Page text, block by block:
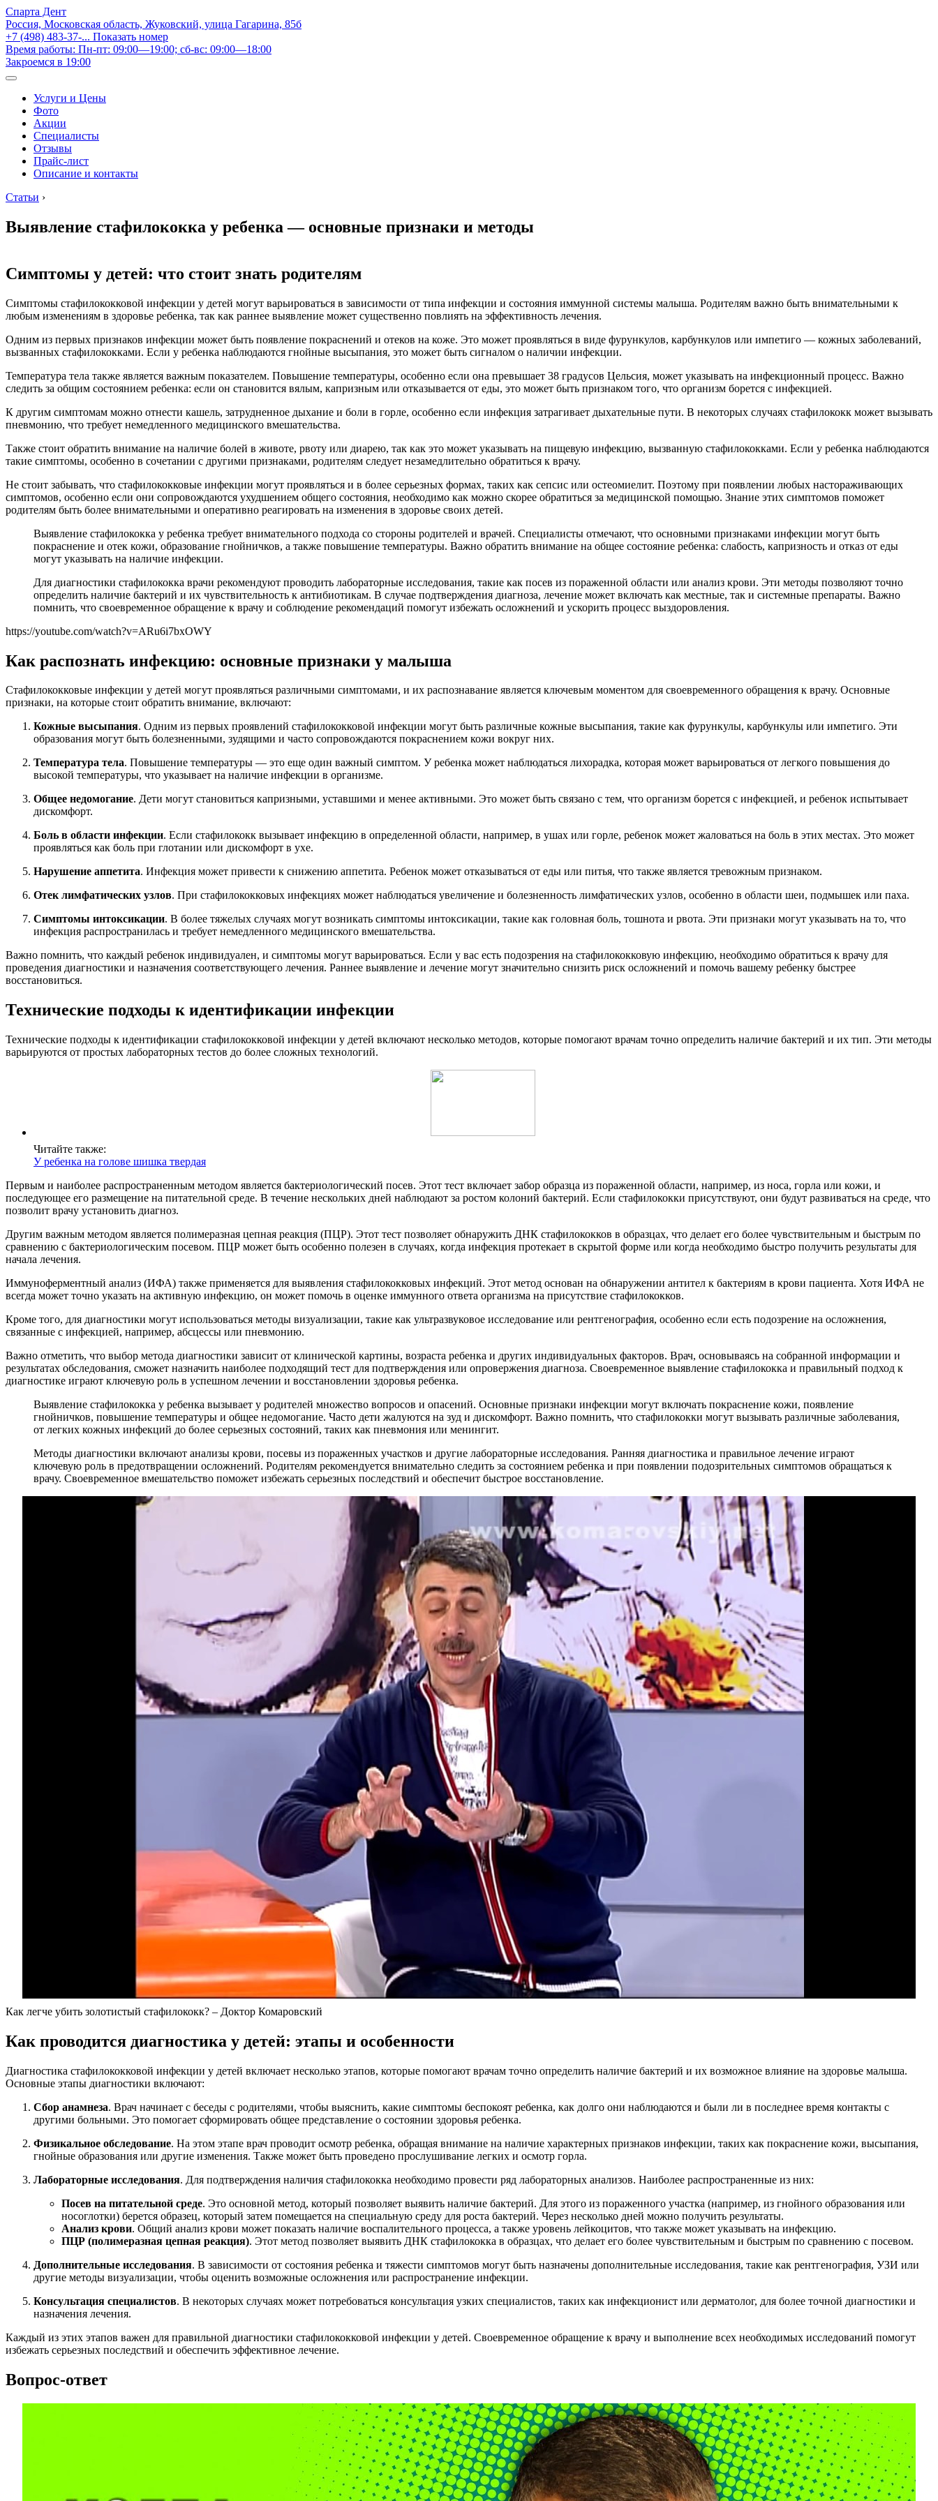
Спарта Дент
Россия, Московская область, Жуковский, улица Гагарина, 85б
+7 (498) 483-37-... Показать номер
Время работы: Пн-пт: 09:00—19:00; сб-вс: 09:00—18:00
Закроемся в 19:00
Услуги и Цены
Фото
Акции
Специалисты
Отзывы
Прайс-лист
Описание и контакты
Статьи ›
Выявление стафилококка у ребенка — основные признаки и методы
Симптомы у детей: что стоит знать родителям
Симптомы стафилококковой инфекции у детей могут варьироваться в зависимости от типа инфекции и состояния иммунной системы малыша. Родителям важно быть внимательными к
любым изменениям в здоровье ребенка, так как раннее выявление может существенно повлиять на эффективность лечения.
Одним из первых признаков инфекции может быть появление покраснений и отеков на коже. Это может проявляться в виде фурункулов, карбункулов или импетиго — кожных заболеваний,
вызванных стафилококками. Если у ребенка наблюдаются гнойные высыпания, это может быть сигналом о наличии инфекции.
Температура тела также является важным показателем. Повышение температуры, особенно если она превышает 38 градусов Цельсия, может указывать на инфекционный процесс. Важно
следить за общим состоянием ребенка: если он становится вялым, капризным или отказывается от еды, это может быть признаком того, что организм борется с инфекцией.
К другим симптомам можно отнести кашель, затрудненное дыхание и боли в горле, особенно если инфекция затрагивает дыхательные пути. В некоторых случаях стафилококк может вызывать
пневмонию, что требует немедленного медицинского вмешательства.
Также стоит обратить внимание на наличие болей в животе, рвоту или диарею, так как это может указывать на пищевую инфекцию, вызванную стафилококками. Если у ребенка наблюдаются
такие симптомы, особенно в сочетании с другими признаками, родителям следует незамедлительно обратиться к врачу.
Не стоит забывать, что стафилококковые инфекции могут проявляться и в более серьезных формах, таких как сепсис или остеомиелит. Поэтому при появлении любых настораживающих
симптомов, особенно если они сопровождаются ухудшением общего состояния, необходимо как можно скорее обратиться за медицинской помощью. Знание этих симптомов поможет
родителям быть более внимательными и оперативно реагировать на изменения в здоровье своих детей.
Выявление стафилококка у ребенка требует внимательного подхода со стороны родителей и врачей. Специалисты отмечают, что основными признаками инфекции могут быть
покраснение и отек кожи, образование гнойничков, а также повышение температуры. Важно обратить внимание на общее состояние ребенка: слабость, капризность и отказ от еды
могут указывать на наличие инфекции.
Для диагностики стафилококка врачи рекомендуют проводить лабораторные исследования, такие как посев из пораженной области или анализ крови. Эти методы позволяют точно
определить наличие бактерий и их чувствительность к антибиотикам. В случае подтверждения диагноза, лечение может включать как местные, так и системные препараты. Важно
помнить, что своевременное обращение к врачу и соблюдение рекомендаций помогут избежать осложнений и ускорить процесс выздоровления.
https://youtube.com/watch?v=ARu6i7bxOWY
Как распознать инфекцию: основные признаки у малыша
Стафилококковые инфекции у детей могут проявляться различными симптомами, и их распознавание является ключевым моментом для своевременного обращения к врачу. Основные
признаки, на которые стоит обратить внимание, включают:
Кожные высыпания. Одним из первых проявлений стафилококковой инфекции могут быть различные кожные высыпания, такие как фурункулы, карбункулы или импетиго. Эти
образования могут быть болезненными, зудящими и часто сопровождаются покраснением кожи вокруг них.
Температура тела. Повышение температуры — это еще один важный симптом. У ребенка может наблюдаться лихорадка, которая может варьироваться от легкого повышения до
высокой температуры, что указывает на наличие инфекции в организме.
Общее недомогание. Дети могут становиться капризными, уставшими и менее активными. Это может быть связано с тем, что организм борется с инфекцией, и ребенок испытывает
дискомфорт.
Боль в области инфекции. Если стафилококк вызывает инфекцию в определенной области, например, в ушах или горле, ребенок может жаловаться на боль в этих местах. Это может
проявляться как боль при глотании или дискомфорт в ухе.
Нарушение аппетита. Инфекция может привести к снижению аппетита. Ребенок может отказываться от еды или питья, что также является тревожным признаком.
Отек лимфатических узлов. При стафилококковых инфекциях может наблюдаться увеличение и болезненность лимфатических узлов, особенно в области шеи, подмышек или паха.
Симптомы интоксикации. В более тяжелых случаях могут возникать симптомы интоксикации, такие как головная боль, тошнота и рвота. Эти признаки могут указывать на то, что
инфекция распространилась и требует немедленного медицинского вмешательства.
Важно помнить, что каждый ребенок индивидуален, и симптомы могут варьироваться. Если у вас есть подозрения на стафилококковую инфекцию, необходимо обратиться к врачу для
проведения диагностики и назначения соответствующего лечения. Раннее выявление и лечение могут значительно снизить риск осложнений и помочь вашему ребенку быстрее
восстановиться.
Технические подходы к идентификации инфекции
Технические подходы к идентификации стафилококковой инфекции у детей включают несколько методов, которые помогают врачам точно определить наличие бактерий и их тип. Эти методы
варьируются от простых лабораторных тестов до более сложных технологий.
Читайте также:
У ребенка на голове шишка твердая
Первым и наиболее распространенным методом является бактериологический посев. Этот тест включает забор образца из пораженной области, например, из носа, горла или кожи, и
последующее его размещение на питательной среде. В течение нескольких дней наблюдают за ростом колоний бактерий. Если стафилококки присутствуют, они будут развиваться на среде, что
позволит врачу установить диагноз.
Другим важным методом является полимеразная цепная реакция (ПЦР). Этот тест позволяет обнаружить ДНК стафилококков в образцах, что делает его более чувствительным и быстрым по
сравнению с бактериологическим посевом. ПЦР может быть особенно полезен в случаях, когда инфекция протекает в скрытой форме или когда необходимо быстро получить результаты для
начала лечения.
Иммуноферментный анализ (ИФА) также применяется для выявления стафилококковых инфекций. Этот метод основан на обнаружении антител к бактериям в крови пациента. Хотя ИФА не
всегда может точно указать на активную инфекцию, он может помочь в оценке иммунного ответа организма на присутствие стафилококков.
Кроме того, для диагностики могут использоваться методы визуализации, такие как ультразвуковое исследование или рентгенография, особенно если есть подозрение на осложнения,
связанные с инфекцией, например, абсцессы или пневмонию.
Важно отметить, что выбор метода диагностики зависит от клинической картины, возраста ребенка и других индивидуальных факторов. Врач, основываясь на собранной информации и
результатах обследования, сможет назначить наиболее подходящий тест для подтверждения или опровержения диагноза. Своевременное выявление стафилококка и правильный подход к
диагностике играют ключевую роль в успешном лечении и восстановлении здоровья ребенка.
Выявление стафилококка у ребенка вызывает у родителей множество вопросов и опасений. Основные признаки инфекции могут включать покраснение кожи, появление
гнойничков, повышение температуры и общее недомогание. Часто дети жалуются на зуд и дискомфорт. Важно помнить, что стафилококки могут вызывать различные заболевания,
от легких кожных инфекций до более серьезных состояний, таких как пневмония или менингит.
Методы диагностики включают анализы крови, посевы из пораженных участков и другие лабораторные исследования. Ранняя диагностика и правильное лечение играют
ключевую роль в предотвращении осложнений. Родителям рекомендуется внимательно следить за состоянием ребенка и при появлении подозрительных симптомов обращаться к
врачу. Своевременное вмешательство поможет избежать серьезных последствий и обеспечит быстрое восстановление.
Как легче убить золотистый стафилококк? – Доктор Комаровский
Как проводится диагностика у детей: этапы и особенности
Диагностика стафилококковой инфекции у детей включает несколько этапов, которые помогают врачам точно определить наличие бактерий и их возможное влияние на здоровье малыша.
Основные этапы диагностики включают:
Сбор анамнеза. Врач начинает с беседы с родителями, чтобы выяснить, какие симптомы беспокоят ребенка, как долго они наблюдаются и были ли в последнее время контакты с
другими больными. Это помогает сформировать общее представление о состоянии здоровья ребенка.
Физикальное обследование. На этом этапе врач проводит осмотр ребенка, обращая внимание на наличие характерных признаков инфекции, таких как покраснение кожи, высыпания,
гнойные образования или другие изменения. Также может быть проведено прослушивание легких и осмотр горла.
Лабораторные исследования. Для подтверждения наличия стафилококка необходимо провести ряд лабораторных анализов. Наиболее распространенные из них:
Посев на питательной среде. Это основной метод, который позволяет выявить наличие бактерий. Для этого из пораженного участка (например, из гнойного образования или
носоглотки) берется образец, который затем помещается на специальную среду для роста бактерий. Через несколько дней можно получить результаты.
Анализ крови. Общий анализ крови может показать наличие воспалительного процесса, а также уровень лейкоцитов, что также может указывать на инфекцию.
ПЦР (полимеразная цепная реакция). Этот метод позволяет выявить ДНК стафилококка в образцах, что делает его более чувствительным и быстрым по сравнению с посевом.
Дополнительные исследования. В зависимости от состояния ребенка и тяжести симптомов могут быть назначены дополнительные исследования, такие как рентгенография, УЗИ или
другие методы визуализации, чтобы оценить возможные осложнения или распространение инфекции.
Консультация специалистов. В некоторых случаях может потребоваться консультация узких специалистов, таких как инфекционист или дерматолог, для более точной диагностики и
назначения лечения.
Каждый из этих этапов важен для правильной диагностики стафилококковой инфекции у детей. Своевременное обращение к врачу и выполнение всех необходимых исследований помогут
избежать серьезных последствий и обеспечить эффективное лечение.
Вопрос-ответ